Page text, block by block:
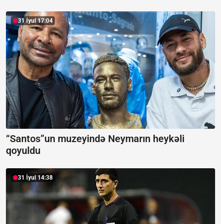
31 İyul 17:04
“Santos”un muzeyində Neymarın heykəli
qoyuldu
31 İyul 14:38